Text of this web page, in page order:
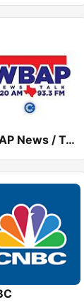
WBAP News / Talk 820 AM and 96.7 FM